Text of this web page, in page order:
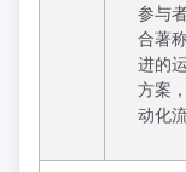
参与
合著
进的
方案
动化流